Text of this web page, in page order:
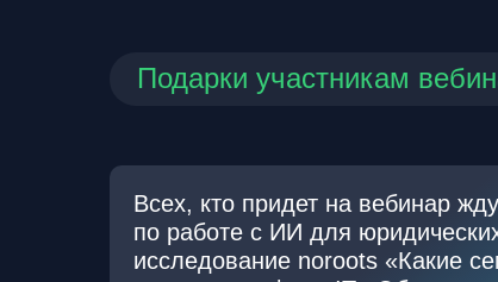
Всех, кто придет на вебинар
по работе с ИИ для
исследование noroots «Какие
Подарки участникам